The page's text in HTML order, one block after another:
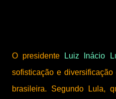
O presidente Luiz Inácio
sofisticação e
brasileira. Segundo Lula,